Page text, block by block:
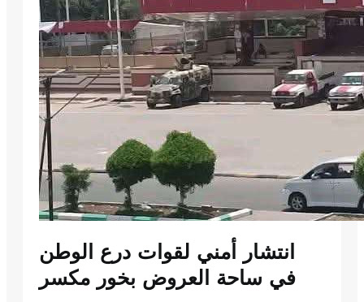
انتشار أمني لقوات درع الوطن
في ساحة العروض بخور مكسر